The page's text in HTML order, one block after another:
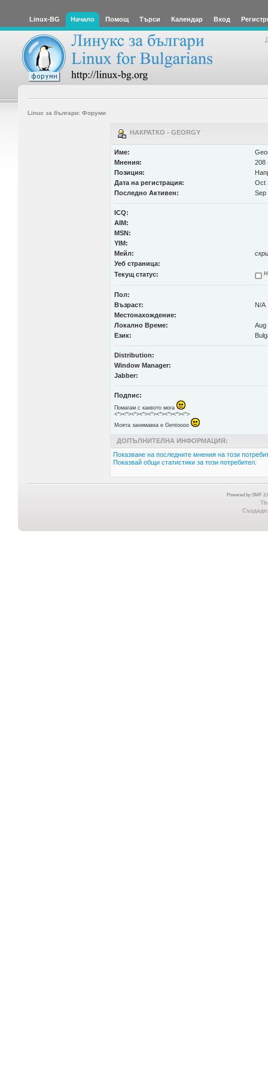
Linux-BG Начало Помощ Търси Календар Вход
Linux за българи: Форуми
НАКРАТКО - GEORGY
Име:
Мнения:
208
Позиция:
Дата на регистрация:
Oct
Последно Активен:
Sep
ICQ:
AIM:
MSN:
YIM:
Мейл:
Уеб страница:
Текущ статус:
Пол:
Възраст:
N/A
Местонахождение:
Локално Време:
Aug
Език:
Distribution:
Window Manager:
Jabber:
Подпис:
Помагам с каквото мога
<^><^><^><^><^><^><^><^><^>
Моята занимавка е Gentoooo
ДОПЪЛНИТЕЛНА ИНФОРМАЦИЯ:
Показване на последните мнения на този
Показвай общи статистики за този потребител.
Powered by SMF